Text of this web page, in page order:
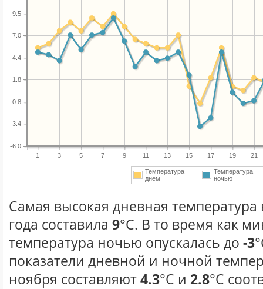
1 3 5 7 9 11 13 15 17 19 21
-6.0
-3.4
-0.8
1.8
4.4
7.0
9.5
Температура
днем
Температура
ночью
Самая высокая дневная температура
года составила 9°С. В то время как
температура ночью опускалась до -3
показатели дневной и ночной
ноября составляют4.3°С и 2.8°С